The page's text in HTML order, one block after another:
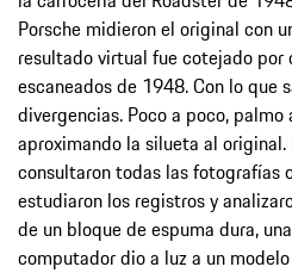
Porsche midieron el original con
resultado virtual fue cotejado
escaneados de 1948. Con lo que
divergencias. Poco a poco,
aproximando la silueta al
consultaron todas las fotografías
estudiaron los registros y
de un bloque de espuma dura,
computador dio a luz a un